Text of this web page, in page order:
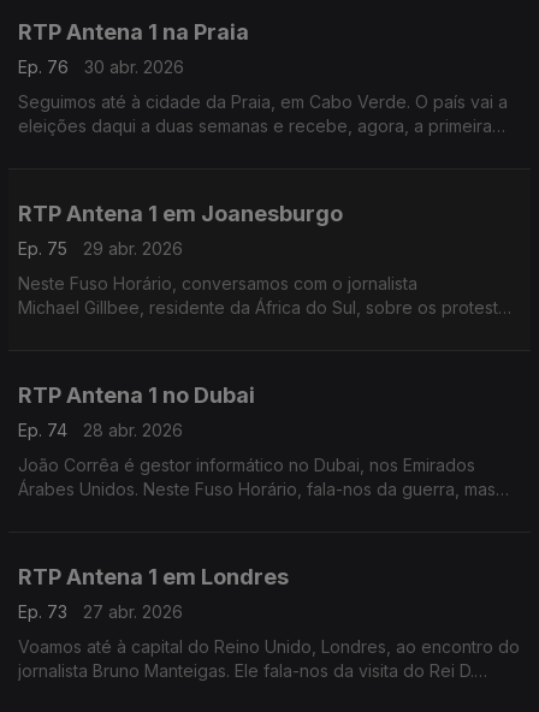
RTP Antena 1 na Praia
Ep. 76
30 abr. 2026
Seguimos até à cidade da Praia, em Cabo Verde. O país vai a
eleições daqui a duas semanas e recebe, agora, a primeira
RTP Antena 1 em Joanesburgo
Ep. 75
29 abr. 2026
Neste Fuso Horário, conversamos com o jornalista
Michael Gillbee, residente da África do Sul, sobre os protestos
RTP Antena 1 no Dubai
Ep. 74
28 abr. 2026
João Corrêa é gestor informático no Dubai, nos Emirados
Árabes Unidos. Neste Fuso Horário, fala-nos da guerra, mas
RTP Antena 1 em Londres
Ep. 73
27 abr. 2026
Voamos até à capital do Reino Unido, Londres, ao encontro do
jornalista Bruno Manteigas. Ele fala-nos da visita do Rei D.